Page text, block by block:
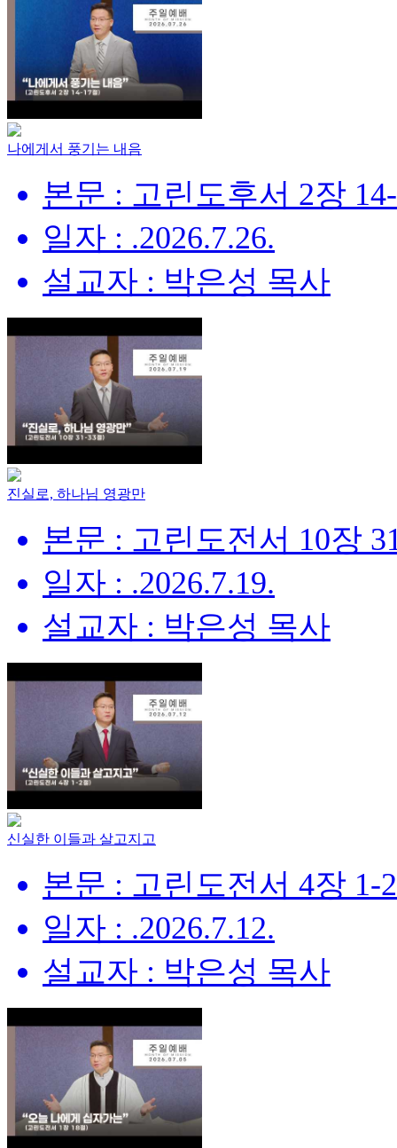
나에게서 풍기는 내음
본문 : 고린도후서 2장
일자 : .2026.7.26.
설교자 : 박은성 목사
진실로, 하나님 영광만
본문 : 고린도전서 10장
일자 : .2026.7.19.
설교자 : 박은성 목사
신실한 이들과 살고지고
본문 : 고린도전서 4장 1-
일자 : .2026.7.12.
설교자 : 박은성 목사